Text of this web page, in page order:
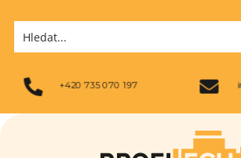
+420 735 070 197